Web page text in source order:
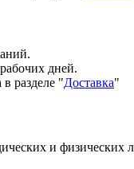
дней.
разделе "Доставка"
и физических